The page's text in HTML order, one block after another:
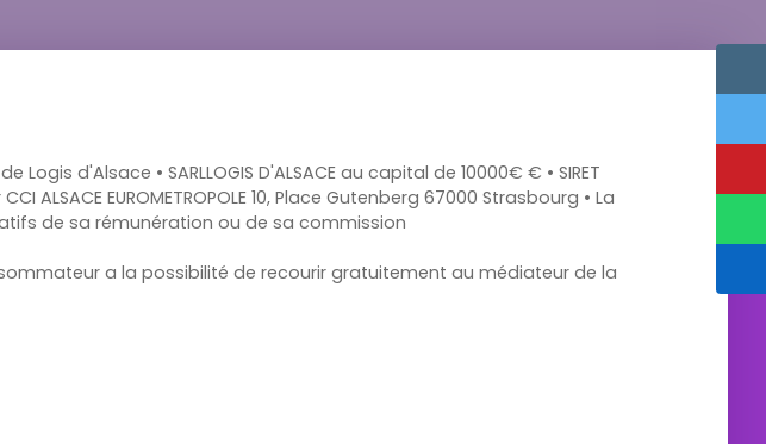
d'Alsace • SARLLOGIS D'ALSACE au capital de 10000€ € • SIRET
ALSACE EUROMETROPOLE 10, Place Gutenberg 67000 Strasbourg • La
de sa rémunération ou de sa commission
a la possibilité de recourir gratuitement au médiateur de la